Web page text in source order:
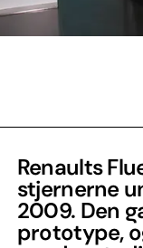
Renaults
stjernerne
2009. Den
prototype,